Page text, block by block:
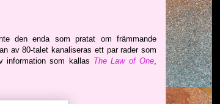
den enda som pratat om främmande
av 80-talet kanaliseras ett par rader som
information som kallas The Law of One,